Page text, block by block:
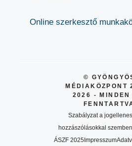
Online szerkesztő
©
MÉDIAKÖZPONT
2026 - MINDEN
Szabályzat a
hozzászólásokkal
ÁSZF 2025Impresszum